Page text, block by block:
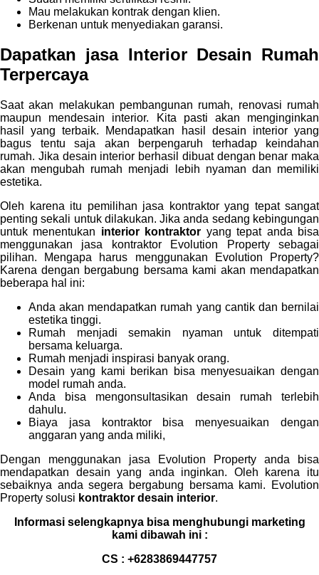
Mau melakukan kontrak dengan klien.
Berkenan untuk menyediakan garansi.
Dapatkan jasa Interior Desain Rumah
Terpercaya
Saat akan melakukan pembangunan rumah, renovasi rumah
maupun mendesain interior. Kita pasti akan menginginkan
hasil yang terbaik. Mendapatkan hasil desain interior yang
bagus tentu saja akan berpengaruh terhadap keindahan
rumah. Jika desain interior berhasil dibuat dengan benar maka
akan mengubah rumah menjadi lebih nyaman dan memiliki
estetika.
Oleh karena itu pemilihan jasa kontraktor yang tepat sangat
penting sekali untuk dilakukan. Jika anda sedang kebingungan
untuk menentukan interior kontraktor yang tepat anda bisa
menggunakan jasa kontraktor Evolution Property sebagai
pilihan. Mengapa harus menggunakan Evolution Property?
Karena dengan bergabung bersama kami akan mendapatkan
beberapa hal ini:
Anda akan mendapatkan rumah yang cantik dan bernilai
estetika tinggi.
Rumah menjadi semakin nyaman untuk ditempati
bersama keluarga.
Rumah menjadi inspirasi banyak orang.
Desain yang kami berikan bisa menyesuaikan dengan
model rumah anda.
Anda bisa mengonsultasikan desain rumah terlebih
dahulu.
Biaya jasa kontraktor bisa menyesuaikan dengan
anggaran yang anda miliki,
Dengan menggunakan jasa Evolution Property anda bisa
mendapatkan desain yang anda inginkan. Oleh karena itu
sebaiknya anda segera bergabung bersama kami. Evolution
Property solusi kontraktor desain interior.
Informasi selengkapnya bisa menghubungi marketing
kami dibawah ini :
CS : +6283869447757